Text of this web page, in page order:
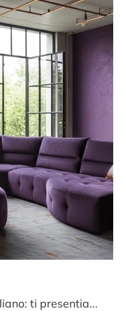
Salotti e divani ad angolo Egoitaliano: ti presentiamo il modello Mavie in tessuto per arricchire la zona giorno.